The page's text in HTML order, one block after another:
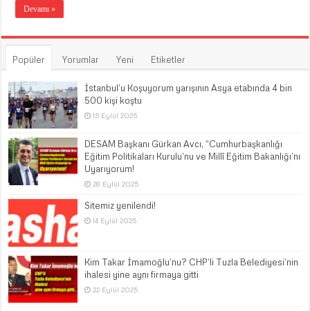
Devamı »
Popüler Yorumlar Yeni Etiketler
İstanbul’u Koşuyorum yarışının Asya etabında 4 bin
500 kişi koştu
15 Eylül 2025
DESAM Başkanı Gürkan Avcı, “Cumhurbaşkanlığı
Eğitim Politikaları Kurulu’nu ve Millî Eğitim Bakanlığı’nı
Uyarıyorum!
28 Eylül 2025
Sitemiz yenilendi!
14 Eylül 2025
Kim Takar İmamoğlu’nu? CHP’li Tuzla Belediyesi’nin
ihalesi yine aynı firmaya gitti
22 Eylül 2025